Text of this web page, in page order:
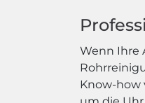
Wenn Ihre
Know-how